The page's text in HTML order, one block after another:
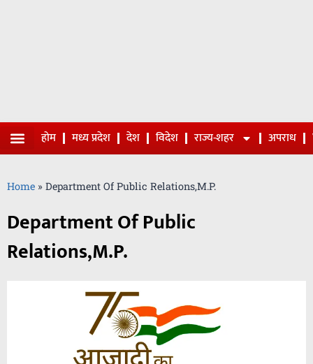
होम मध्य प्रदेश देश विदेश राज्य-शहर अपराध
Home » Department Of Public Relations,M.P.
Department Of Public
Relations,M.P.